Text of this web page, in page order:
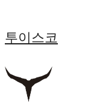
투이스코